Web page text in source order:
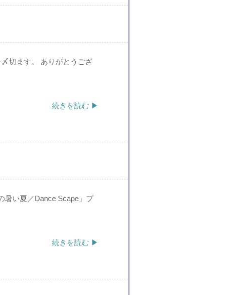
切ます。 ありがとうござ
続きを読む ▶
暑い夏／Dance Scape」プ
続きを読む ▶